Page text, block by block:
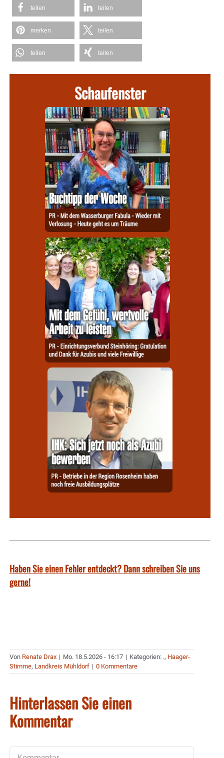
teilen teilen
merken teilen
teilen teilen
Schaufenster
Haben Sie einen Fehler entdeckt? Dann schreiben Sie uns
gerne!
Von Renate Drax | Mo. 18.5.2026 - 16:17 | Kategorien: ., Haager-
Stimme, Landkreis Mühldorf | 0 Kommentare
Hinterlassen Sie einen
Kommentar